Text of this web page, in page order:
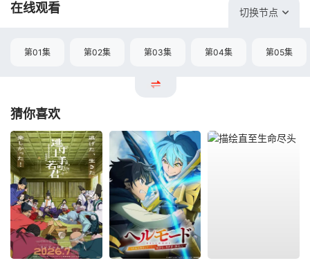
在线观看 切换节点
第01集 第02集 第03集 第04集 第05集
猜你喜欢